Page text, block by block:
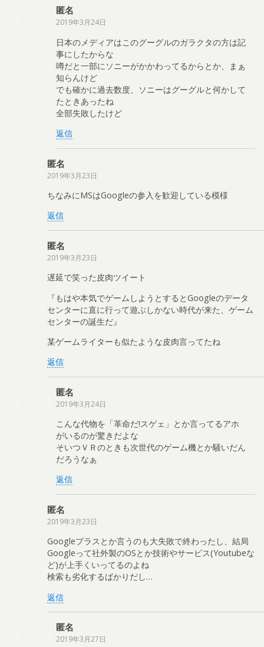
匿名
2019年3月24日
日本のメディアはこのグーグルのガラクタの方は記
事にしたからな
噂だと一部にソニーがかかわってるからとか、まぁ
知らんけど
でも確かに過去数度、ソニーはグーグルと何かして
たときあったね
全部失敗したけど
返信
匿名
2019年3月23日
ちなみにMSはGoogleの参入を歓迎している模様
返信
匿名
2019年3月23日
遅延で笑った皮肉ツイート
『もはや本気でゲームしようとするとGoogleのデータ
センターに直に行って遊ぶしかない時代が来た、ゲーム
センターの誕生だ』
某ゲームライターも似たような皮肉言ってたね
返信
匿名
2019年3月24日
こんな代物を「革命だ!スゲェ」とか言ってるアホ
がいるのが驚きだよな
そいつＶＲのときも次世代のゲーム機とか騒いだん
だろうなぁ
返信
匿名
2019年3月23日
Googleプラスとか言うのも大失敗で終わったし、結局
Googleって社外製のOSとか技術やサービス(Youtubeな
ど)が上手くいってるのよね
検索も劣化するばかりだし…
返信
匿名
2019年3月27日